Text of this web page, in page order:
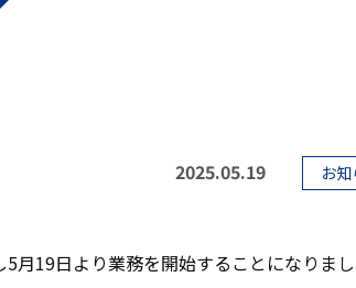
2025.05.19 お
19日より業務を開始することになりまし